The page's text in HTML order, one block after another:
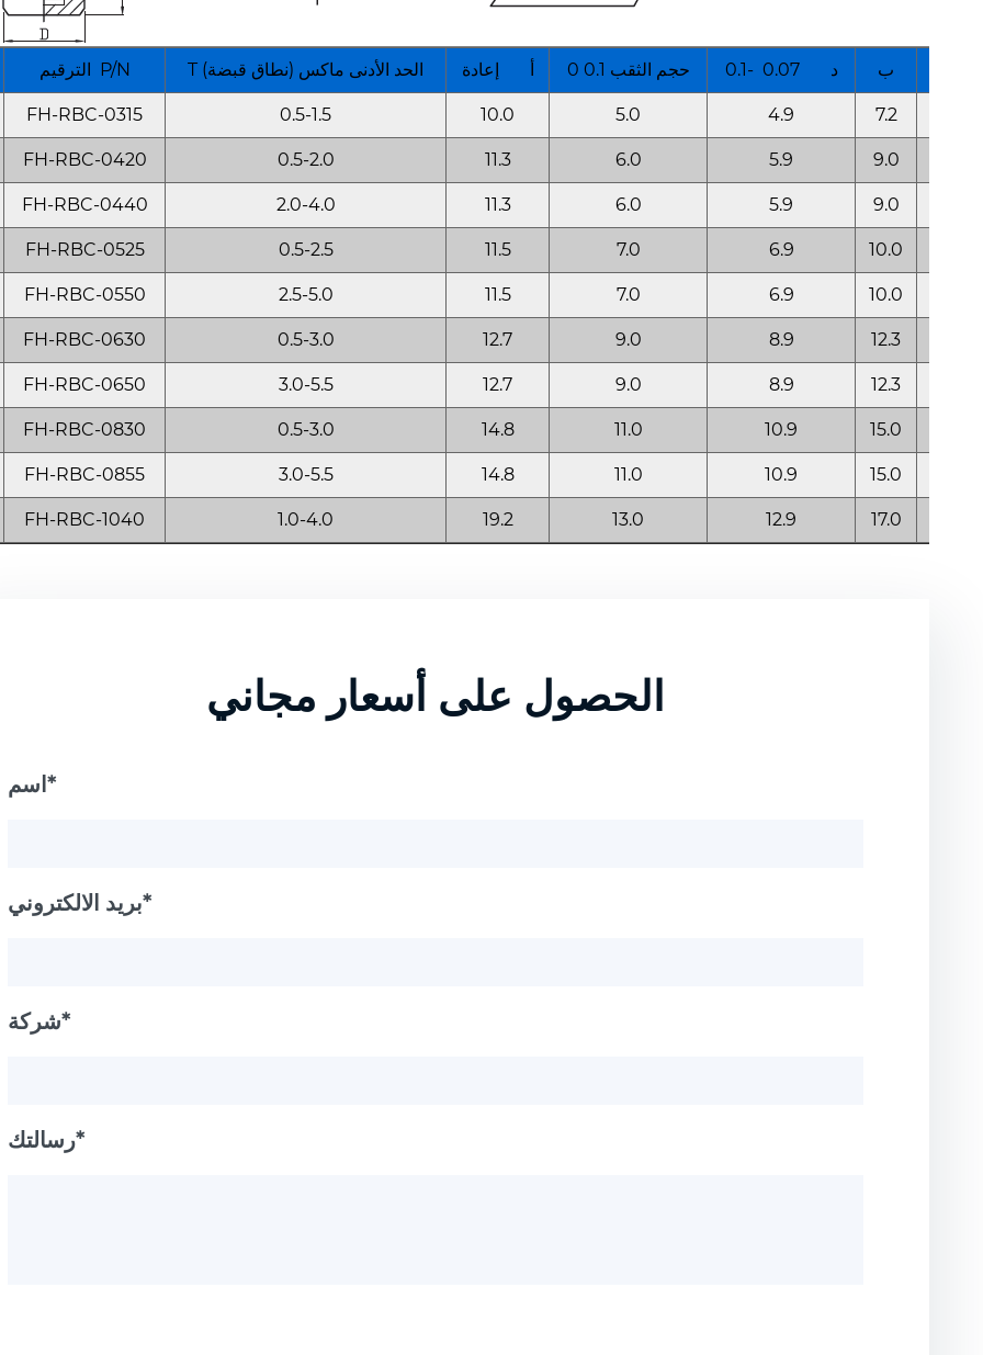
الترقيم P/N T (نطاق قبضة) الحد الأدنى ماكس أ إعادة حجم الثقب 0.1 0 د 0.07 -0.1 ب
FH-RBC-0315 0.5-1.5 10.0 5.0 4.9 7.2
FH-RBC-0420 0.5-2.0 11.3 6.0 5.9 9.0
FH-RBC-0440 2.0-4.0 11.3 6.0 5.9 9.0
FH-RBC-0525 0.5-2.5 11.5 7.0 6.9 10.0
FH-RBC-0550 2.5-5.0 11.5 7.0 6.9 10.0
FH-RBC-0630 0.5-3.0 12.7 9.0 8.9 12.3
FH-RBC-0650 3.0-5.5 12.7 9.0 8.9 12.3
FH-RBC-0830 0.5-3.0 14.8 11.0 10.9 15.0
FH-RBC-0855 3.0-5.5 14.8 11.0 10.9 15.0
FH-RBC-1040 1.0-4.0 19.2 13.0 12.9 17.0
الحصول على أسعار مجاني
اسم*
بريد الالكتروني*
شركة*
رسالتك*